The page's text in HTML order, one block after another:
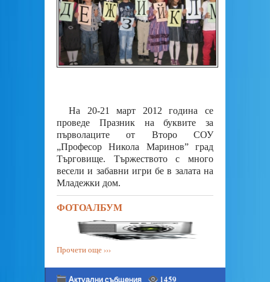
На 20-21 март 2012 година се
проведе Празник на буквите за
първолаците от Второ СОУ
„Професор Никола Маринов” град
Търговище. Тържеството с много
весели и забавни игри бе в залата на
Младежки дом.
ФОТОАЛБУМ
Прочети още ›››
Актуални събщения
1459